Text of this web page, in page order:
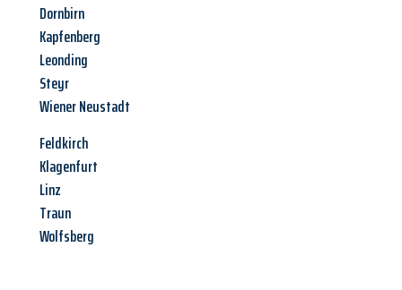
Dornbirn
Kapfenberg
Leonding
Steyr
Wiener Neustadt
Feldkirch
Klagenfurt
Linz
Traun
Wolfsberg